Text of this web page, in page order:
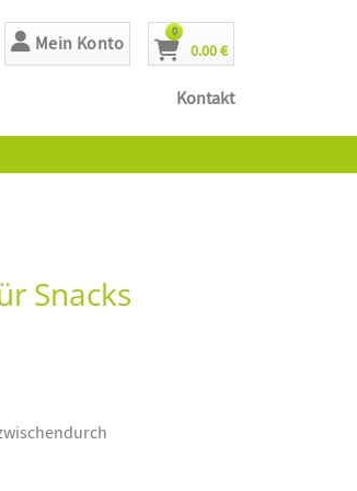
Mein Konto
Cart
0.00 €
0Artikel
Kontakt
Snacks